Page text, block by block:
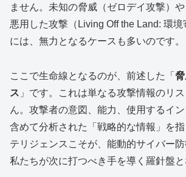
ません。未知の脅威（ゼロデイ攻撃）
悪用した攻撃（Living Off the Land: 環
には、無力となるケースも多いのです。
ここで生命線となるのが、前述した「
ス 」です。これは単なる攻撃情報のリ
ん。攻撃者の意図、能力、使用するイ
含めて分析された「戦略的な情報」を
テリジェンスこそが、能動的サイバー防
私たちが次に打つべき手を導く羅針盤と